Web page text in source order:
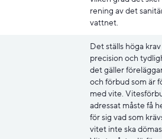
rening av det
vattnet.
Det ställs höga
precision och
det gäller
och förbud som är
med vite.
adressat måste få
för sig vad som
vitet inte ska